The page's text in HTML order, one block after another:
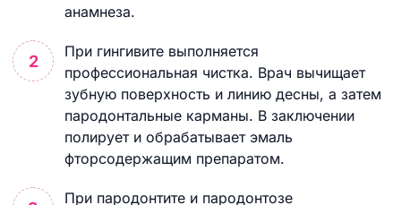
анамнеза.
При гингивите выполняется
профессиональная чистка. Врач вычищает
зубную поверхность и линию десны, а затем
пародонтальные карманы. В заключении
полирует и обрабатывает эмаль
фторсодержащим препаратом.
При пародонтите и пародонтозе